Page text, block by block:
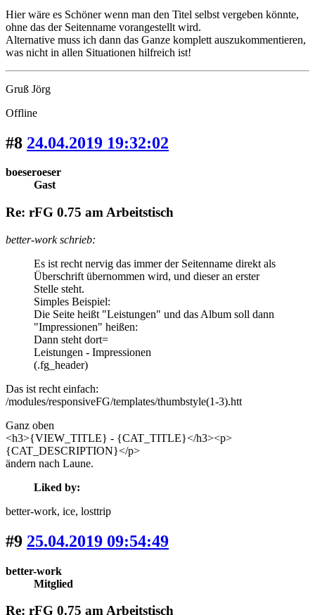
Hier wäre es Schöner wenn man den Titel selbst vergeben könnte,
ohne das der Seitenname vorangestellt wird.
Alternative muss ich dann das Ganze komplett auszukommentieren,
was nicht in allen Situationen hilfreich ist!
Gruß Jörg
Offline
#8 24.04.2019 19:32:02
boeseroeser
Gast
Re: rFG 0.75 am Arbeitstisch
better-work schrieb:
Es ist recht nervig das immer der Seitenname direkt als
Überschrift übernommen wird, und dieser an erster
Stelle steht.
Simples Beispiel:
Die Seite heißt "Leistungen" und das Album soll dann
"Impressionen" heißen:
Dann steht dort=
Leistungen - Impressionen
(.fg_header)
Das ist recht einfach:
/modules/responsiveFG/templates/thumbstyle(1-3).htt
Ganz oben
<h3>{VIEW_TITLE} - {CAT_TITLE}</h3><p>
{CAT_DESCRIPTION}</p>
ändern nach Laune.
Liked by:
better-work, ice, losttrip
#9 25.04.2019 09:54:49
better-work
Mitglied
Re: rFG 0.75 am Arbeitstisch